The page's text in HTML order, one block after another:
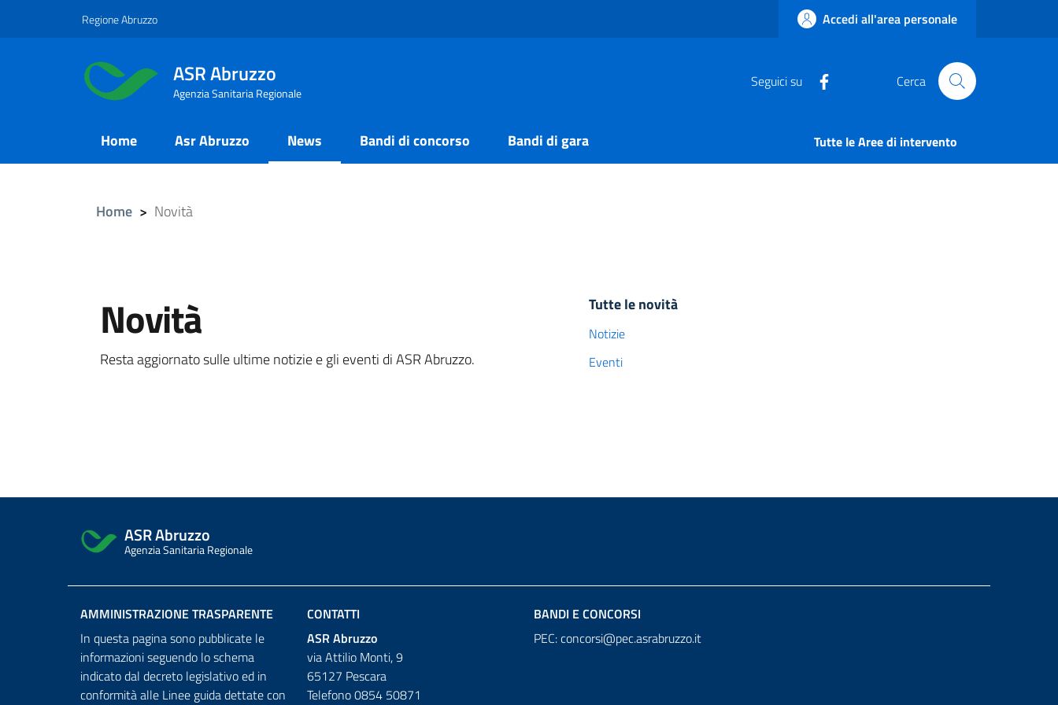
Regione Abruzzo Accedi all'area personale
ASR Abruzzo
Agenzia Sanitaria Regionale
Seguici su Cerca
Main
Menu
Home Asr Abruzzo News Bandi di concorso Bandi di gara Tutte le Aree di intervento
Home > Novità
Novità
Resta aggiornato sulle ultime notizie e gli eventi di ASR Abruzzo.
Tutte le novità
Notizie
Eventi
ASR Abruzzo
Agenzia Sanitaria Regionale
AMMINISTRAZIONE TRASPARENTE
In questa pagina sono pubblicate le
informazioni seguendo lo schema
indicato dal decreto legislativo ed in
conformità alle Linee guida dettate con
CONTATTI
ASR Abruzzo
via Attilio Monti, 9
65127 Pescara
Telefono 0854 50871
BANDI E CONCORSI
PEC:concorsi@pec.asrabruzzo.it